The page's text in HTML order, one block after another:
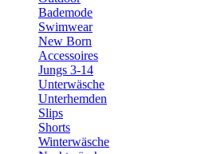
Bademode
Swimwear
New Born
Accessoires
Jungs 3-14
Unterwäsche
Unterhemden
Slips
Shorts
Winterwäsche